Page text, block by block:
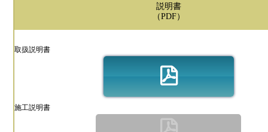
説明書
（PDF）
取扱説明書
施工説明書